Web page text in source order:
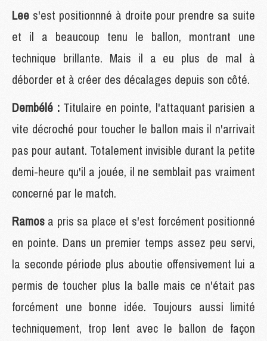
Lee s'est positionnné à droite pour prendre sa suite
et il a beaucoup tenu le ballon, montrant une
technique brillante. Mais il a eu plus de mal à
déborder et à créer des décalages depuis son côté.
Dembélé : Titulaire en pointe, l'attaquant parisien a
vite décroché pour toucher le ballon mais il n'arrivait
pas pour autant. Totalement invisible durant la petite
demi-heure qu'il a jouée, il ne semblait pas vraiment
concerné par le match.
Ramos a pris sa place et s'est forcément positionné
en pointe. Dans un premier temps assez peu servi,
la seconde période plus aboutie offensivement lui a
permis de toucher plus la balle mais ce n'était pas
forcément une bonne idée. Toujours aussi limité
techniquement, trop lent avec le ballon de façon